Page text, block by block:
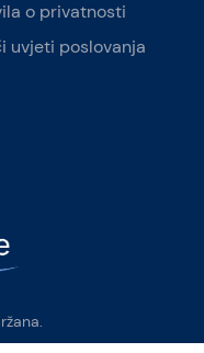
o privatnosti
uvjeti poslovanja
+385 98 384 007